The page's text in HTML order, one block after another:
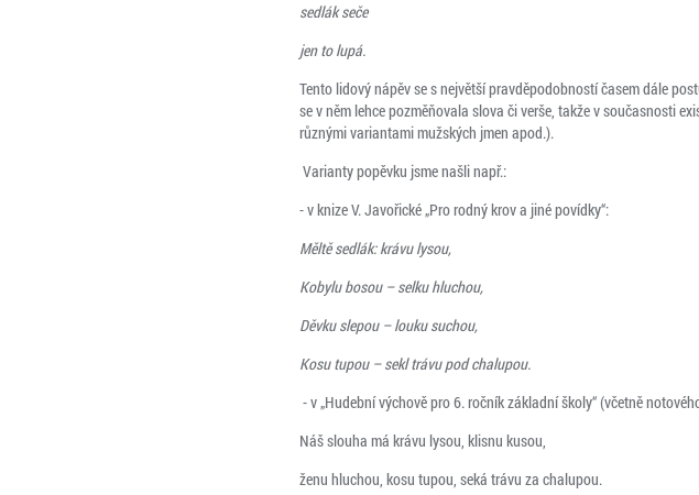
sedlák seče
jen to lupá.
Tento lidový nápěv se s největší pravděpodobností časem dále
se v něm lehce pozměňovala slova či verše, takže v současnosti
různými variantami mužských jmen apod.).
Varianty popěvku jsme našli např.:
- v knize V. Javořické „Pro rodný krov a jiné povídky“:
Měltě sedlák: krávu lysou,
Kobylu bosou – selku hluchou,
Děvku slepou – louku suchou,
Kosu tupou – sekl trávu pod chalupou.
- v „Hudební výchově pro 6. ročník základní školy“ (včetně
Náš slouha má krávu lysou, klisnu kusou,
ženu hluchou, kosu tupou, seká trávu za chalupou.